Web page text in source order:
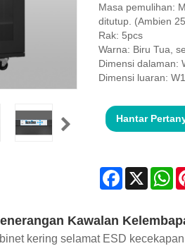
Masa pemulihan:
ditutup. (Ambien
Rak: 5pcs
Warna: Biru Tua,
Dimensi dalaman:
Dimensi luaran:
Hantar
Facebook
X
Kawalan
kering selamat ESD